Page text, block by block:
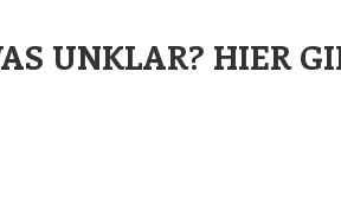
UNKLAR? HIER